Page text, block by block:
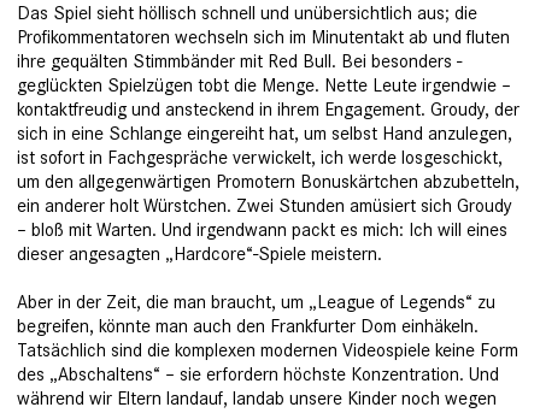
Das Spiel sieht höllisch schnell und un­übersichtlich aus; die
Profikommentatoren wechseln sich im Minutentakt ab und fluten
ihre gequälten Stimmbänder mit Red Bull. Bei besonders ­
geglückten Spielzügen tobt die Menge. Nette Leute irgendwie –
kontaktfreudig und ansteckend in ihrem Engagement. Groudy, der
sich in eine Schlange eingereiht hat, um selbst Hand anzulegen,
ist sofort in Fachgespräche verwickelt, ich werde losgeschickt,
um den allgegenwärtigen Promotern Bonuskärtchen abzubetteln,
ein anderer holt Würstchen. Zwei Stunden amüsiert sich ­Groudy
– bloß mit Warten. Und irgendwann packt es mich: Ich will eines
dieser angesagten „Hardcore“-Spiele meistern.
Aber in der Zeit, die man braucht, um „League of Legends“ zu
begreifen, könnte man auch den Frankfurter Dom einhäkeln.
Tatsächlich sind die komplexen modernen Videospiele keine Form
des „Abschaltens“ – sie erfordern höchste Konzentration. Und
während wir Eltern landauf, landab unsere Kinder noch wegen